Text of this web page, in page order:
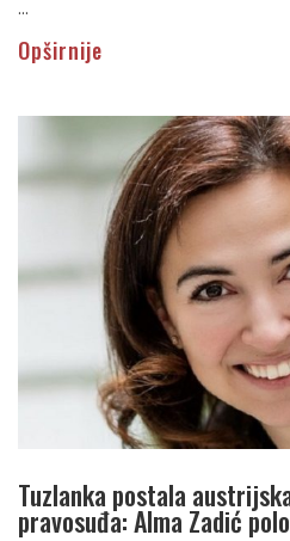
...
Opširnije
Tuzlanka postala
pravosuđa: Alma Zadić